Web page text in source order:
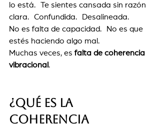
lo está. Te sientes cansada sin razón
clara. Confundida. Desalineada.
No es falta de capacidad. No es que
estés haciendo algo mal.
Muchas veces, es falta de coherencia
vibracional.
¿Qué es la
coherencia